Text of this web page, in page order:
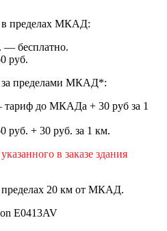
в пределах МКАД:
— бесплатно.
руб.
за пределами МКАД*:
тариф до МКАДа + 30 руб за 1
руб. + 30 руб. за 1 км.
в заказе здания
пределах 20 км от МКАД.
E0413AV